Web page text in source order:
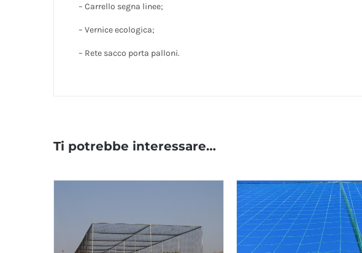
– Carrello segna linee;
– Vernice ecologica;
– Rete sacco porta palloni.
Ti potrebbe interessare…